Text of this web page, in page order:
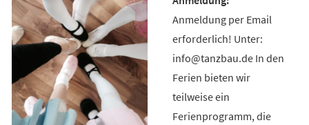
Anmeldung per Email
erforderlich! Unter:
info@tanzbau.de In den
Ferien bieten wir
teilweise ein
Ferienprogramm, die